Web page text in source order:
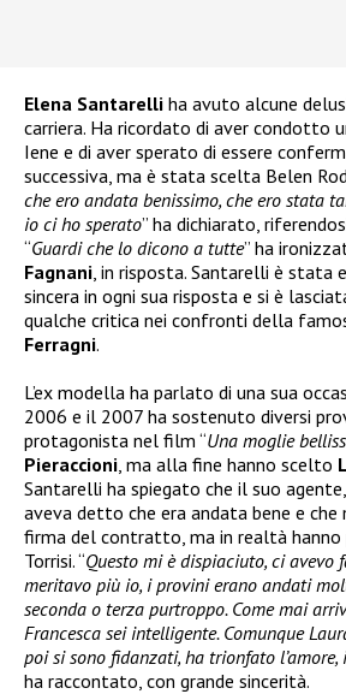
Elena Santarelli ha avuto alcune
carriera. Ha ricordato di aver condotto
Iene e di aver sperato di essere
successiva, ma è stata scelta Belen
che ero andata benissimo, che ero stata
io ci ho sperato” ha dichiarato,
“Guardi che lo dicono a tutte” ha
Fagnani , in risposta. Santarelli è stata
sincera in ogni sua risposta e si è
qualche critica nei confronti della
Ferragni.
L’ex modella ha parlato di una sua
2006 e il 2007 ha sostenuto diversi
protagonista nel film “Una moglie
Pieraccioni , ma alla fine hanno scelto
Santarelli ha spiegato che il suo
aveva detto che era andata bene e che
firma del contratto, ma in realtà hanno
Torrisi. “Questo mi è dispiaciuto, ci avevo
meritavo più io, i provini erano andati
seconda o terza purtroppo. Come mai
Francesca sei intelligente. Comunque
poi si sono fidanzati, ha trionfato
ha raccontato, con grande sincerità.